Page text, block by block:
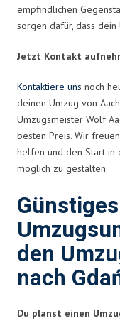
empfindlichen
sorgen dafür, dass
Jetzt Kontakt
Kontaktiere uns noch
deinen Umzug von
Umzugsmeister Wolf
besten Preis. Wir
helfen und den Start in
möglich zu gestalten.
Günstiges
den
nach
Du planst einen